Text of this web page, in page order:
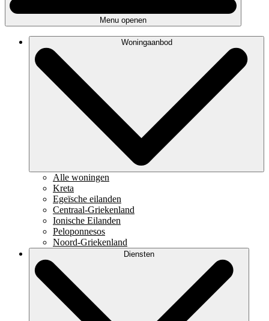
Menu openen
Woningaanbod
Alle woningen
Kreta
Egeïsche eilanden
Centraal-Griekenland
Ionische Eilanden
Peloponnesos
Noord-Griekenland
Diensten